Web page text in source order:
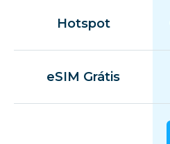
Hotspot
eSIM Grátis